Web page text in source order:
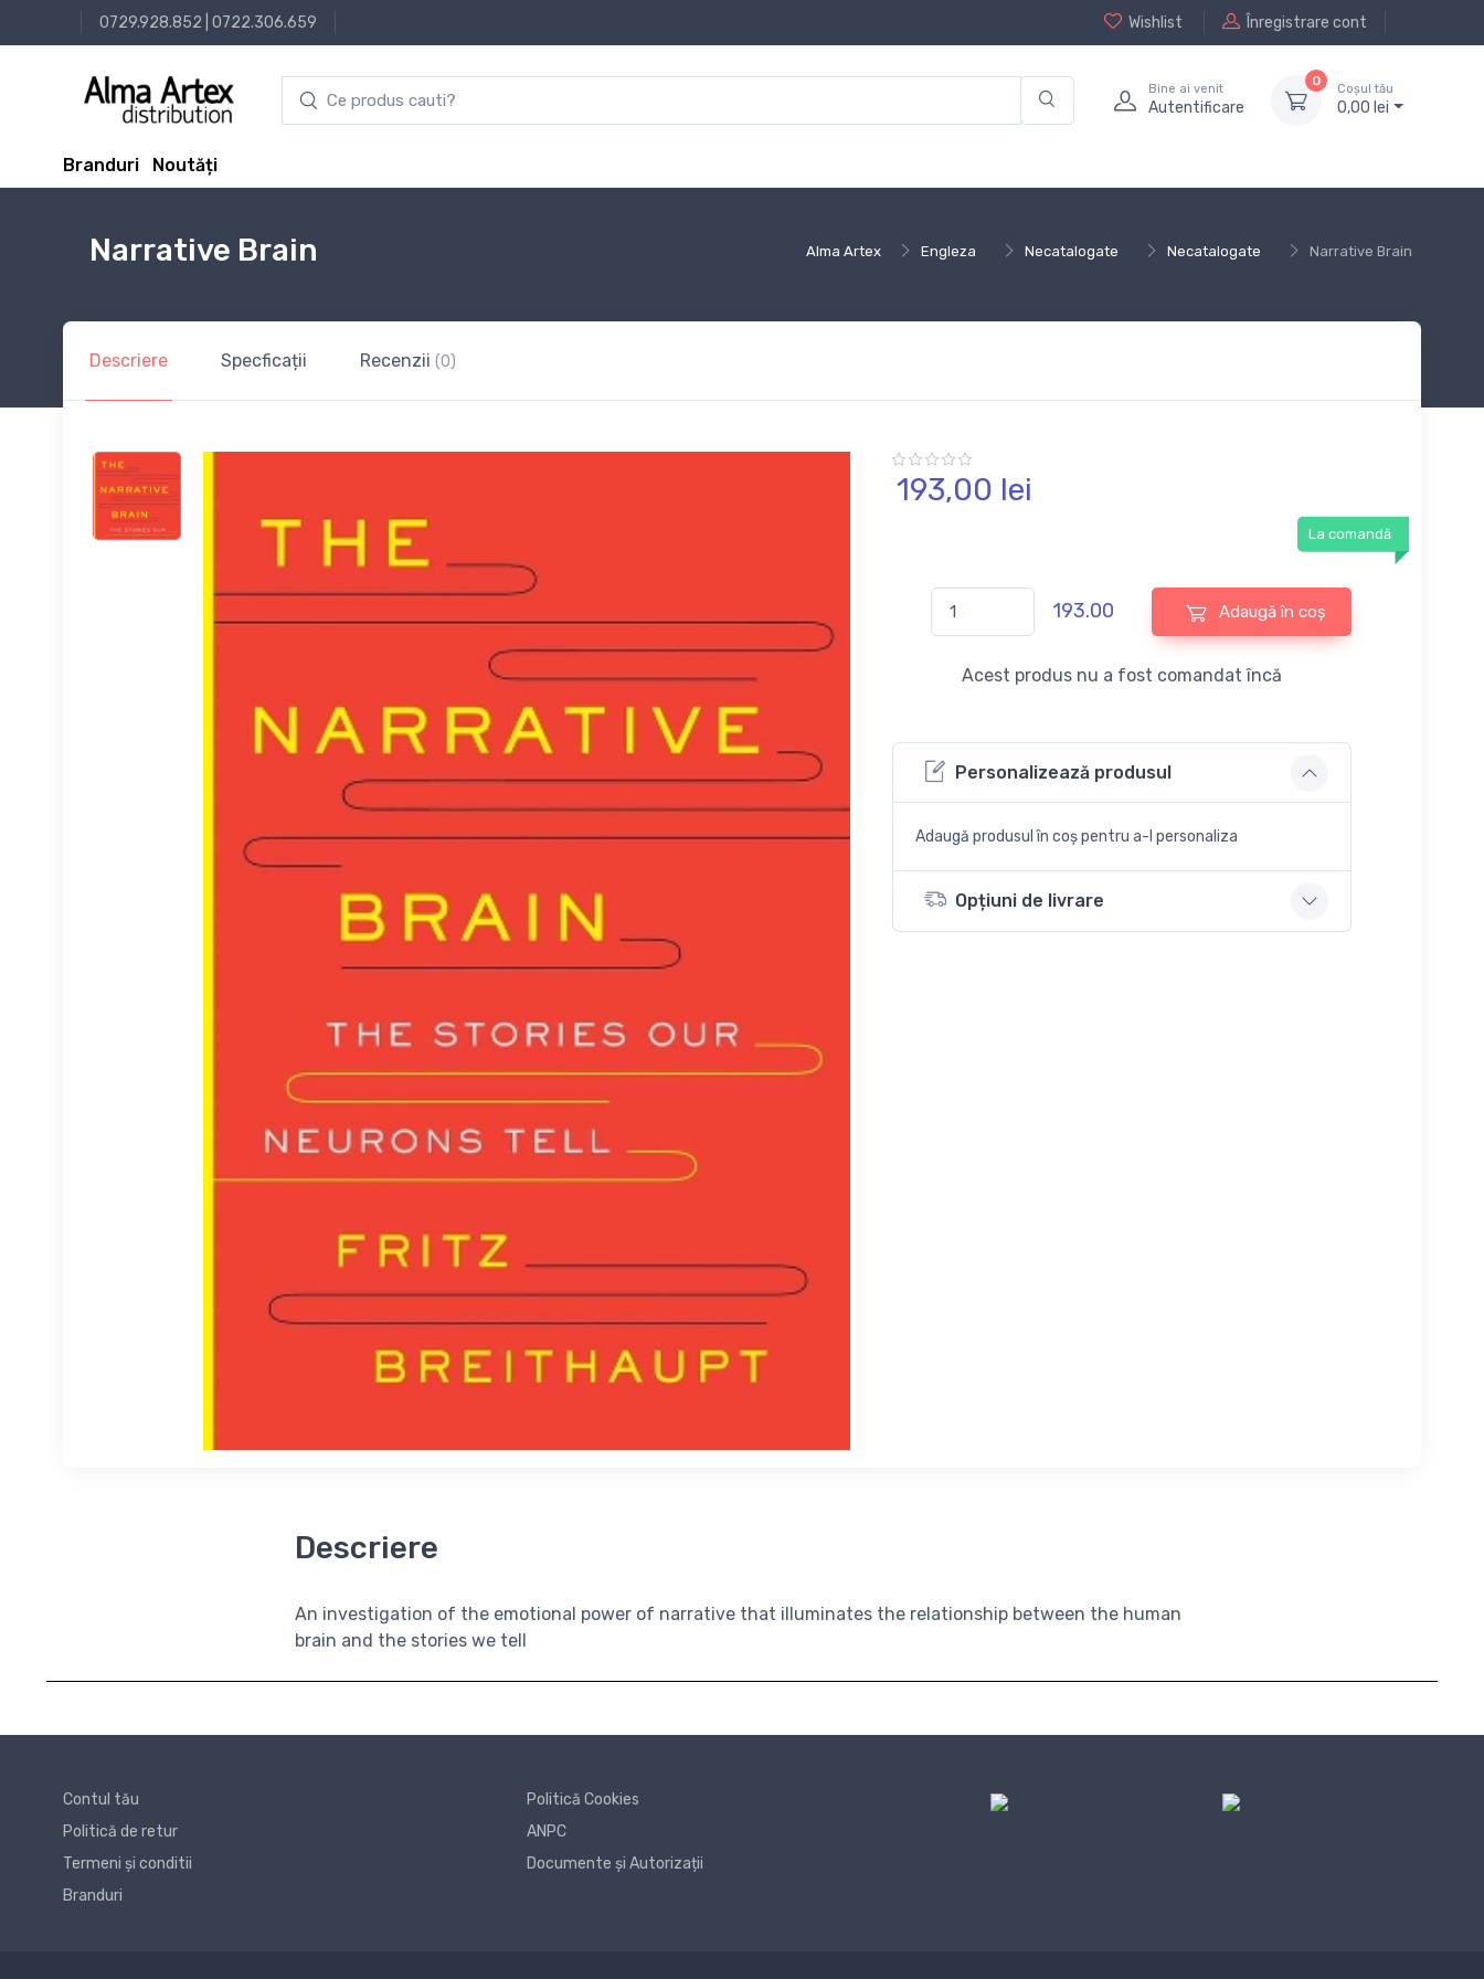
0729.928.852 0722.306.659 Wishlist Înregistrare cont
Bine ai venit
Autentificare
0
Coșul tău
0,00 lei
Branduri Noutăți
Alma Artex Engleza Necatalogate Necatalogate Narrative Brain
Narrative Brain
Descriere Specficații Recenzii (0)
193,00 lei
La comandă
193.00 Adaugă în coș
Acest produs nu a fost comandat încă
Personalizează produsul
Adaugă produsul în coș pentru a-l personaliza
Opțiuni de livrare
Descriere
An investigation of the emotional power of narrative that illuminates the relationship between the human
brain and the stories we tell
Contul tău
Politică de retur
Termeni și conditii
Branduri
Politică Cookies
ANPC
Documente și Autorizații